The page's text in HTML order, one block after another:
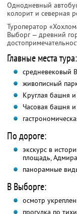
Однодневный
колорит и северная
Туроператор
Выборг — древний
Главные места тура:
средневековый
живописный
Круглая башня
Часовая башня
По дороге:
экскурс в
площадь,
панорамные
В Выборге:
осмотр
прогулка по